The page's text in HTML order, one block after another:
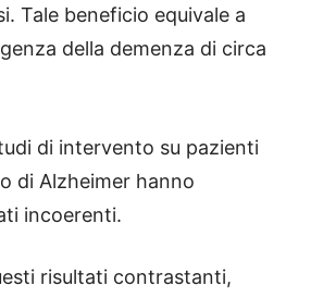
Tale beneficio equivale a
della demenza di circa
di intervento su pazienti
di Alzheimer hanno
incoerenti.
risultati contrastanti,